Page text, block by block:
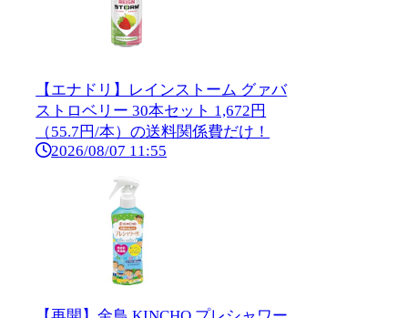
【エナドリ】レインストーム グァバ
ストロベリー 30本セット 1,672円
（55.7円/本）の送料関係費だけ！
2026/08/07 11:55